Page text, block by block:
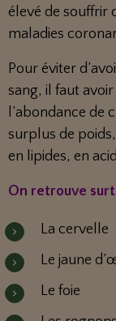
élevé de souffrir
maladies
Pour éviter
sang, il faut
l’abondance de
surplus de
en lipides, en
On retrouve
La cervelle
Le jaune
Le foie